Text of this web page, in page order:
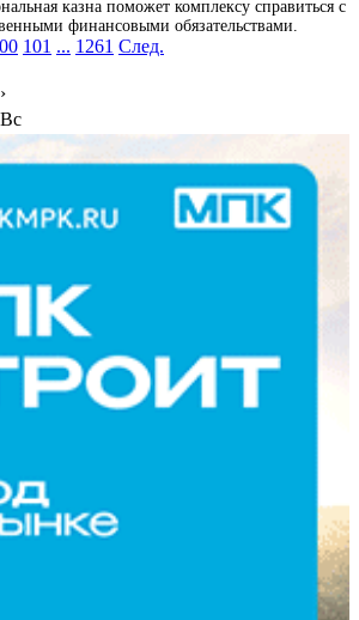
казна поможет комплексу справиться с
финансовыми обязательствами.
101 ... 1261 След.
›
Вс